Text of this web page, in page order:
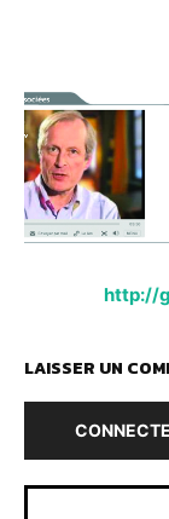
http://
LAISSER UN